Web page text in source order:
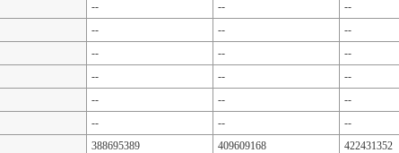
-- -- --
-- -- --
-- -- --
-- -- --
-- -- --
-- -- --
388695389 409609168 422431352